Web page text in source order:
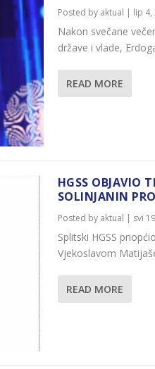
Posted by aktual | lip 4,
Nakon svečane
države i vlade,
READ MORE
HGSS OBJAVIO
SOLINJANIN
Posted by aktual | svi
Splitski HGSS
Vjekoslavom
READ MORE